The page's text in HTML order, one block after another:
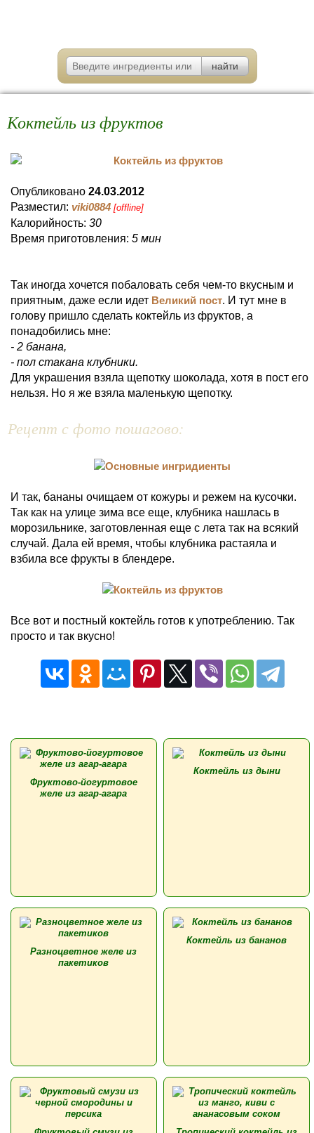
Коктейль из фруктов
Опубликовано 24.03.2012
Разместил: viki0884 [offline]
Калорийность: 30
Время приготовления: 5 мин
Так иногда хочется побаловать себя чем-то вкусным и
приятным, даже если идет Великий пост. И тут мне в
голову пришло сделать коктейль из фруктов, а
понадобились мне:
- 2 банана,
- пол стакана клубники.
Для украшения взяла щепотку шоколада, хотя в пост его
нельзя. Но я же взяла маленькую щепотку.
Рецепт с фото пошагово:
И так, бананы очищаем от кожуры и режем на кусочки.
Так как на улице зима все еще, клубника нашлась в
морозильнике, заготовленная еще с лета так на всякий
случай. Дала ей время, чтобы клубника растаяла и
взбила все фрукты в блендере.
Все вот и постный коктейль готов к употреблению. Так
просто и так вкусно!
Фруктово-йогуртовое
желе из агар-агара
Коктейль из дыни
Разноцветное желе из
пакетиков
Коктейль из бананов